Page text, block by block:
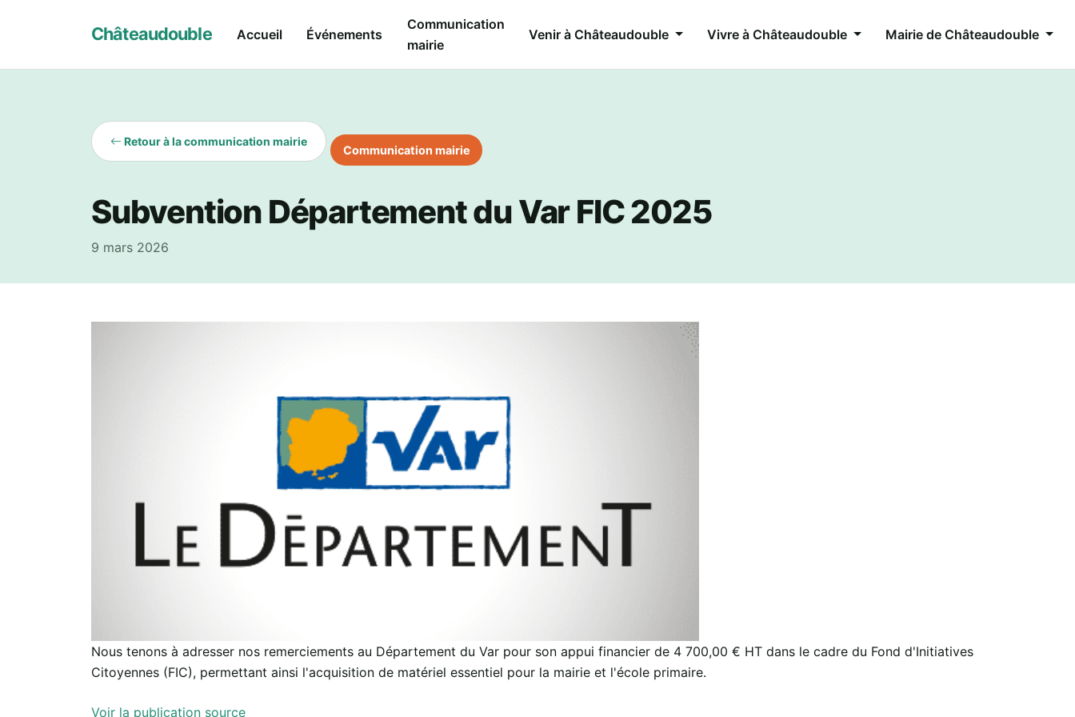
Châteaudouble Accueil Événements
Communication
mairie
Venir à Châteaudouble Vivre à Châteaudouble Mairie de Châteaudouble
Retour à la communication mairie
Communication mairie
Subvention Département du Var FIC 2025
9 mars 2026
Nous tenons à adresser nos remerciements au Département du Var pour son appui financier de 4 700,00 € HT dans le cadre du Fond d'Initiatives
Citoyennes (FIC), permettant ainsi l'acquisition de matériel essentiel pour la mairie et l'école primaire.
Voir la publication source